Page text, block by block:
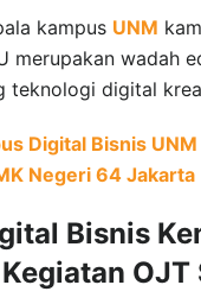
kampus UNM
merupakan wadah
teknologi digital
Digital Bisnis
Negeri 64 Jakarta
Bisnis
OJT